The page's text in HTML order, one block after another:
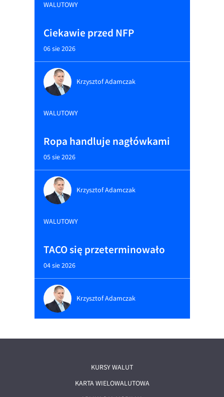
WALUTOWY
Ciekawie przed NFP
06 sie 2026
Krzysztof Adamczak
WALUTOWY
Ropa handluje nagłówkami
05 sie 2026
Krzysztof Adamczak
WALUTOWY
TACO się przeterminowało
04 sie 2026
Krzysztof Adamczak
KURSY WALUT
KARTA WIELOWALUTOWA